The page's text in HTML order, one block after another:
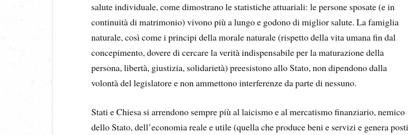
salute individuale, come dimostrano le statistiche attuariali: le persone sposate (e in
continuità di matrimonio) vivono più a lungo e godono di miglior salute. La famiglia
naturale, così come i principi della morale naturale (rispetto della vita umana fin dal
concepimento, dovere di cercare la verità indispensabile per la maturazione della
persona, libertà, giustizia, solidarietà) preesistono allo Stato, non dipendono dalla
volontà del legislatore e non ammettono interferenze da parte di nessuno.
Stati e Chiesa si arrendono sempre più al laicismo e al mercatismo finanziario, nemico
dello Stato, dell’economia reale e utile (quella che produce beni e servizi e genera posti